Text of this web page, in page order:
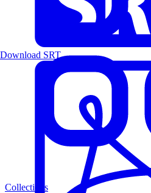
Collections
Download SRT